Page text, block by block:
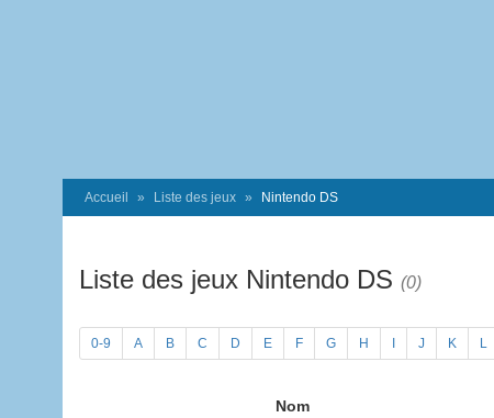
Accueil Liste des jeux Nintendo DS
Liste des jeux Nintendo DS (0)
0-9 A B C D E F G H J K L
Nom